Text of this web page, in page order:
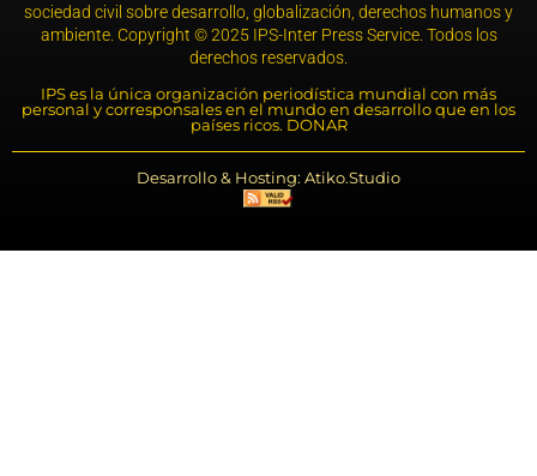
sociedad civil sobre desarrollo, globalización, derechos humanos y
ambiente. Copyright © 2025 IPS-Inter Press Service. Todos los
derechos reservados.
IPS es la única organización periodística mundial con más
personal y corresponsales en el mundo en desarrollo que en los
países ricos. DONAR
Desarrollo & Hosting: Atiko.Studio